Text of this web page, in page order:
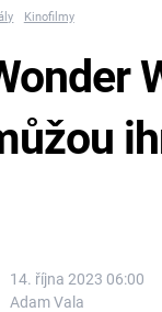
Kinofilmy
14. října 2023 06:00
Adam Vala